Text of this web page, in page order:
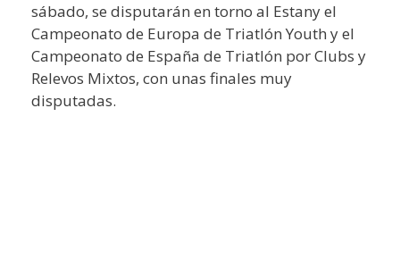
sábado, se disputarán en torno al Estany el
Campeonato de Europa de Triatlón Youth y el
Campeonato de España de Triatlón por Clubs y
Relevos Mixtos, con unas finales muy
disputadas.